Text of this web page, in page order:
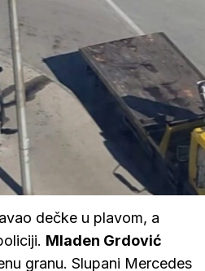
dečke u plavom, a
Mladen Grdović
granu. Slupani Mercedes